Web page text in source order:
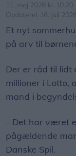
11. maj 2026 kl. 10.20
Opdateret 16. juli
Et nyt
på arv til
Der er råd til lidt
millioner i Lotto,
mand i
- Det har været
pågældende
Danske Spil.